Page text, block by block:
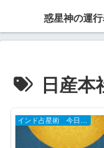
惑星神の運
日産本